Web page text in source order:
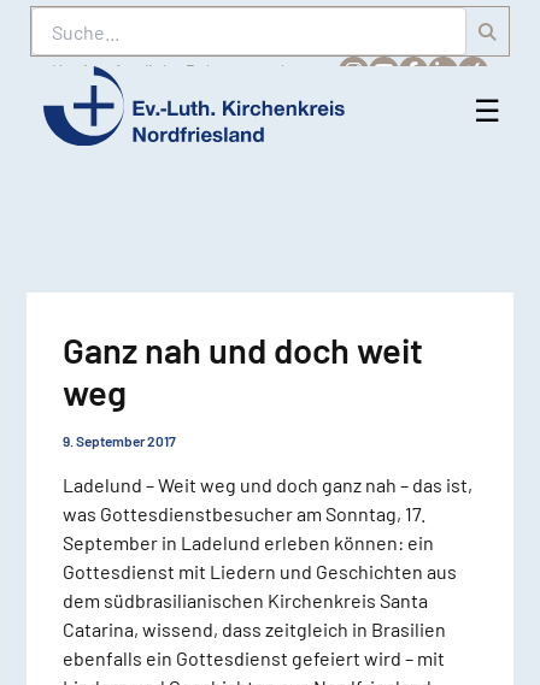
Suche
Karriere Amtliche Bekanntmachungen
Ev.-
☰
Ganz nah und doch weit
weg
9. September 2017
Ladelund – Weit weg und doch ganz nah – das ist,
was Gottesdienstbesucher am Sonntag, 17.
September in Ladelund erleben können: ein
Gottesdienst mit Liedern und Geschichten aus
dem südbrasilianischen Kirchenkreis Santa
Catarina, wissend, dass zeitgleich in Brasilien
ebenfalls ein Gottesdienst gefeiert wird – mit